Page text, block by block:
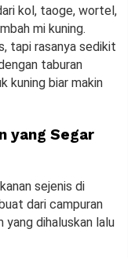
kol, taoge, wortel,
mi kuning.
tapi rasanya sedikit
taburan
kuning biar makin
yang Segar
sejenis di
dari campuran
yang dihaluskan lalu